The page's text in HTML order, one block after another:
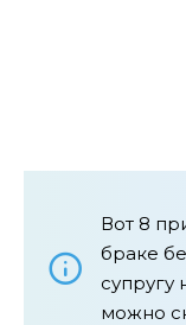
Вот 8
браке
супругу
можно